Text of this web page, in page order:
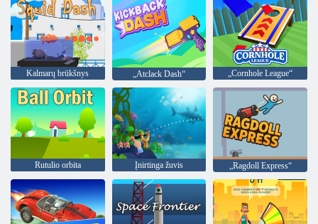
Kalmarų brūkšnys „Atclack Dash“ „Cornhole League“
Rutulio orbita Įnirtinga žuvis „Ragdoll Express“